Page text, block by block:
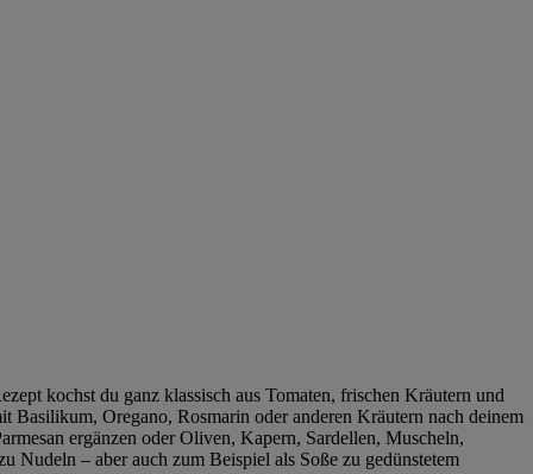
kochst du ganz klassisch aus Tomaten, frischen Kräutern und
Basilikum, Oregano, Rosmarin oder anderen Kräutern nach deinem
ergänzen oder Oliven, Kapern, Sardellen, Muscheln,
Nudeln – aber auch zum Beispiel als Soße zu gedünstetem